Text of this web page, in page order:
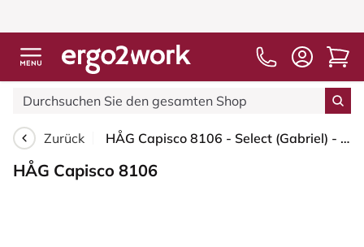
Zurück HÅG Capisco 8106 - Select (Gabriel) - Wolle / Polyamid - SC67098 - Glacier blue - Weiß - 200 mm (Sitzhöhe 46-64cm) - Bodengleiter
HÅG Capisco 8106